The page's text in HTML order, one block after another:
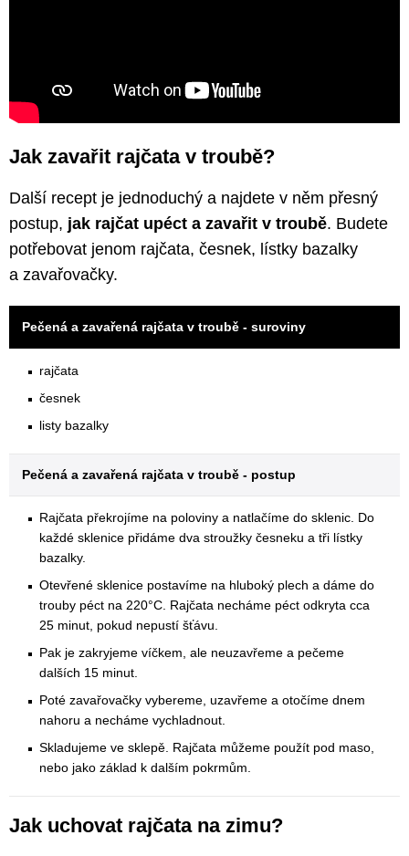
Jak zavařit rajčata v troubě?
Další recept je jednoduchý a najdete v něm přesný
postup, jak rajčat upéct a zavařit v troubě. Budete
potřebovat jenom rajčata, česnek, lístky bazalky
a zavařovačky.
Pečená a zavařená rajčata v troubě - suroviny
rajčata
česnek
listy bazalky
Pečená a zavařená rajčata v troubě - postup
Rajčata překrojíme na poloviny a natlačíme do sklenic. Do
každé sklenice přidáme dva stroužky česneku a tři lístky
bazalky.
Otevřené sklenice postavíme na hluboký plech a dáme do
trouby péct na 220°C. Rajčata necháme péct odkryta cca
25 minut, pokud nepustí šťávu.
Pak je zakryjeme víčkem, ale neuzavřeme a pečeme
dalších 15 minut.
Poté zavařovačky vybereme, uzavřeme a otočíme dnem
nahoru a necháme vychladnout.
Skladujeme ve sklepě. Rajčata můžeme použít pod maso,
nebo jako základ k dalším pokrmům.
Jak uchovat rajčata na zimu?